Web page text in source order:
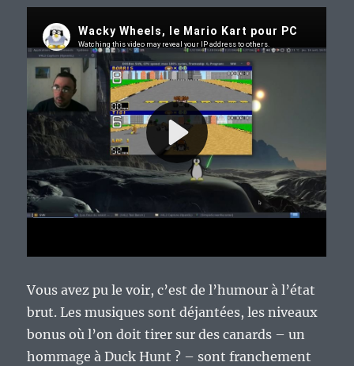
Vous avez pu le voir, c’est de l’humour à l’état
brut. Les musiques sont déjantées, les niveaux
bonus où l’on doit tirer sur des canards – un
hommage à Duck Hunt ? – sont franchement